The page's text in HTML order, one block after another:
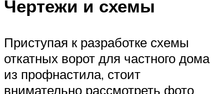
Чертежи и схемы
Приступая к разработке схемы
откатных ворот для частного дома
из профнастила, стоит
внимательно рассмотреть фото